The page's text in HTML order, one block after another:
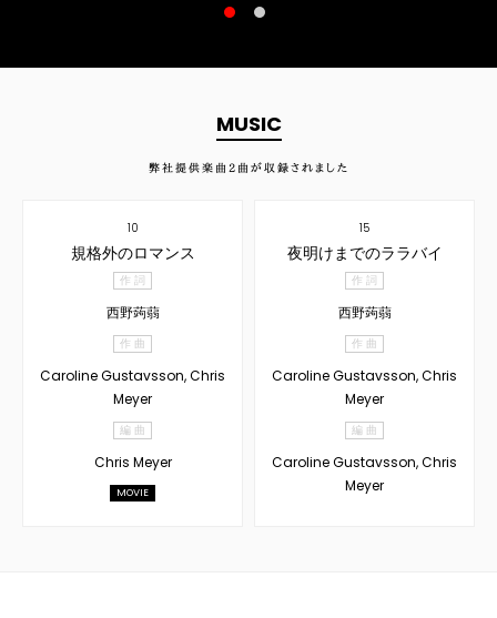
MUSIC
弊社提供楽曲 2 曲が収録されました
10
規格外のロマンス
作 詞
西野蒟蒻
作 曲
Caroline Gustavsson, Chris
Meyer
編 曲
Chris Meyer
MOVIE
15
夜明けまでのララバイ
作 詞
西野蒟蒻
作 曲
Caroline Gustavsson, Chris
Meyer
編 曲
Caroline Gustavsson, Chris
Meyer